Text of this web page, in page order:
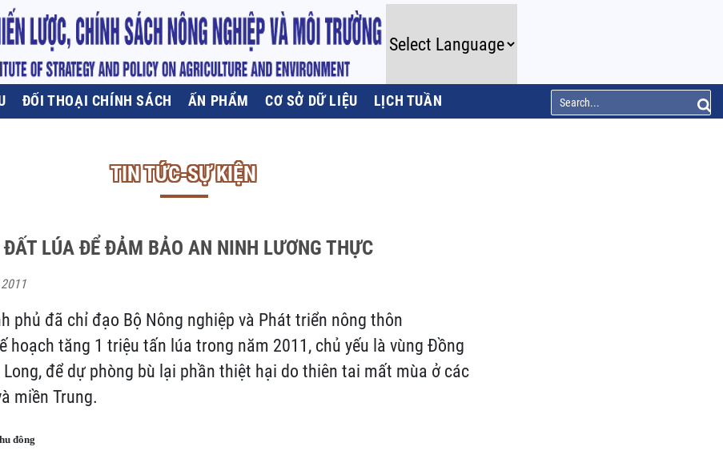
ĐỐI THOẠI CHÍNH SÁCH ẤN PHẨM CƠ SỞ DỮ LIỆU LỊCH TUẦN
TIN TỨC-SỰ KIỆN
LÚA ĐỂ ĐẢM BẢO AN NINH LƯƠNG THỰC
phủ đã chỉ đạo Bộ Nông nghiệp và Phát triển nông thôn
hoạch tăng 1 triệu tấn lúa trong năm 2011, chủ yếu là vùng Đồng
Long, để dự phòng bù lại phần thiệt hại do thiên tai mất mùa ở các
miền Trung.
đông